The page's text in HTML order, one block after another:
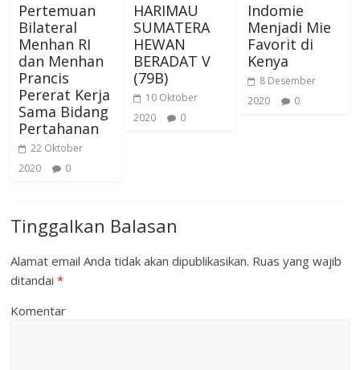
Pertemuan
Bilateral
Menhan RI
dan Menhan
Prancis
Pererat Kerja
Sama Bidang
Pertahanan
22 Oktober
2020
0
HARIMAU
SUMATERA
HEWAN
BERADAT V
(79B)
10 Oktober
2020
0
Indomie
Menjadi Mie
Favorit di
Kenya
8 Desember
2020
0
Tinggalkan Balasan
Alamat email Anda tidak akan dipublikasikan. Ruas yang wajib
ditandai*
Komentar